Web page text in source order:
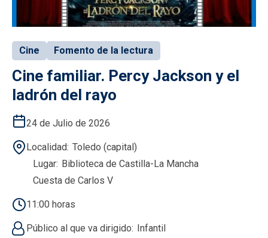
Cine Fomento de la lectura
Cine familiar. Percy Jackson y el
ladrón del rayo
24 de Julio de 2026
Localidad Toledo (capital)
Lugar Biblioteca de Castilla-La Mancha
Cuesta de Carlos V
11:00 horas
Público al que va dirigido Infantil